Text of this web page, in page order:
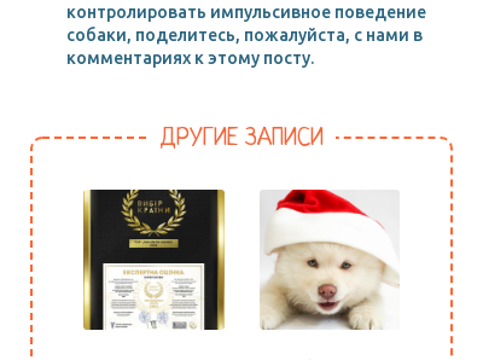
контролировать импульсивное поведение
собаки, поделитесь, пожалуйста, с нами в
комментариях к этому посту.
ДРУГИЕ ЗАПИСИ